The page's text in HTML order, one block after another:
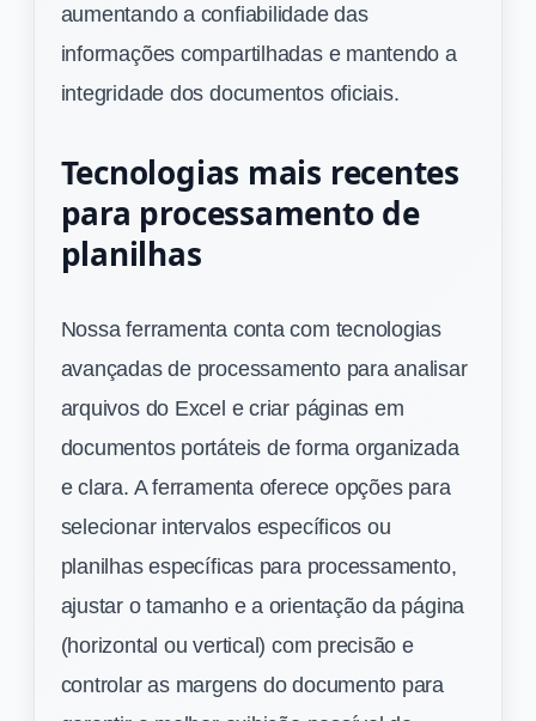
aumentando a confiabilidade das
informações compartilhadas e mantendo a
integridade dos documentos oficiais.
Tecnologias mais recentes
para processamento de
planilhas
Nossa ferramenta conta com tecnologias
avançadas de processamento para analisar
arquivos do Excel e criar páginas em
documentos portáteis de forma organizada
e clara. A ferramenta oferece opções para
selecionar intervalos específicos ou
planilhas específicas para processamento,
ajustar o tamanho e a orientação da página
(horizontal ou vertical) com precisão e
controlar as margens do documento para